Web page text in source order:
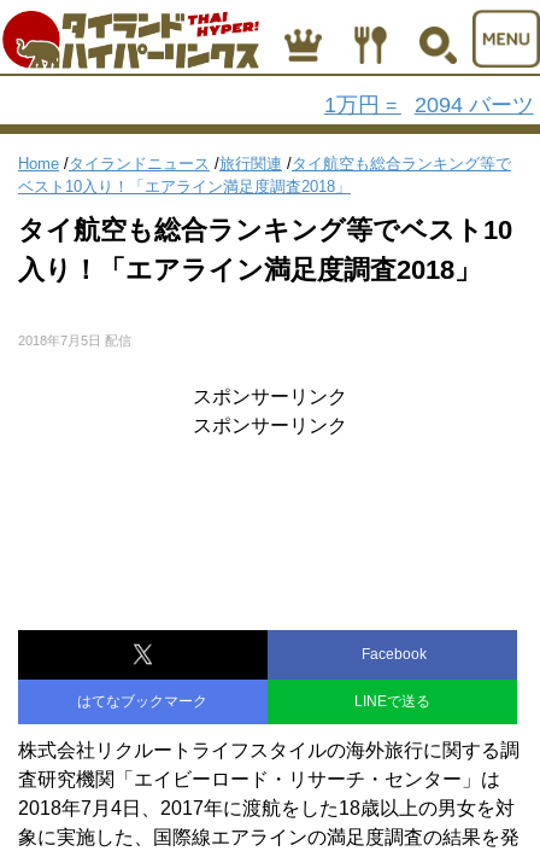
1万円 = 2094 バーツ
Home /タイランドニュース /旅行関連 /タイ航空も総合ランキング等で
ベスト10入り！「エアライン満足度調査2018」
タイ航空も総合ランキング等でベスト10
入り！「エアライン満足度調査2018」
2018年7月5日 配信
スポンサーリンク
スポンサーリンク
Facebook
はてなブックマーク LINEで送る
株式会社リクルートライフスタイルの海外旅行に関する調
査研究機関「エイビーロード・リサーチ・センター」は
2018年7月4日、2017年に渡航をした18歳以上の男女を対
象に実施した、国際線エアラインの満足度調査の結果を発